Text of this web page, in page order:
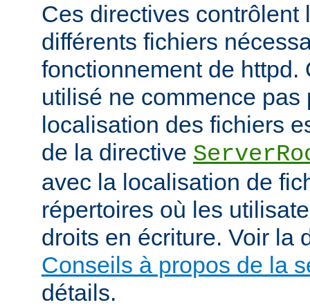
Ces directives contrôlent
différents fichiers
fonctionnement de httpd.
utilisé ne commence pas
localisation des fichiers
de la directive
avec la localisation de
répertoires où les
droits en écriture. Voir la
Conseils à propos de la
détails.